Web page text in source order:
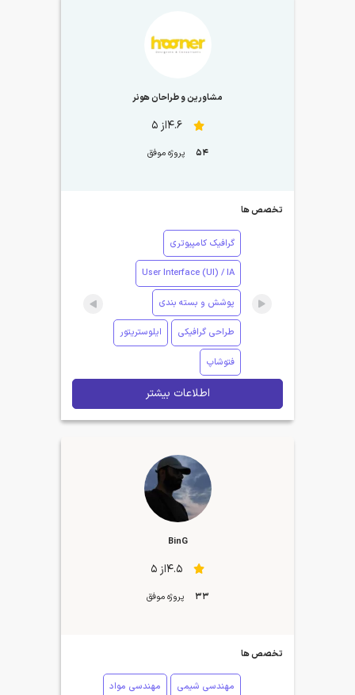
مشاورین و طراحان هونر
4.6از 5
54 پروژه موفق
تخصص ها
گرافیک کامپیوتری
User Interface (UI) / IA
پوشش و بسته بندی
طراحی گرافیکی ایلوستریتور
فتوشاپ
اطلاعات بیشتر
BinG
4.5از 5
33 پروژه موفق
تخصص ها
مهندسی شیمی مهندسی مواد